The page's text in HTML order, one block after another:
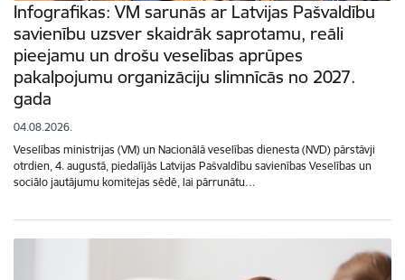
Infografikas: VM sarunās ar Latvijas Pašvaldību
savienību uzsver skaidrāk saprotamu, reāli
pieejamu un drošu veselības aprūpes
pakalpojumu organizāciju slimnīcās no 2027.
gada
04.08.2026.
Veselības ministrijas (VM) un Nacionālā veselības dienesta (NVD) pārstāvji
otrdien, 4. augustā, piedalījās Latvijas Pašvaldību savienības Veselības un
sociālo jautājumu komitejas sēdē, lai pārrunātu…